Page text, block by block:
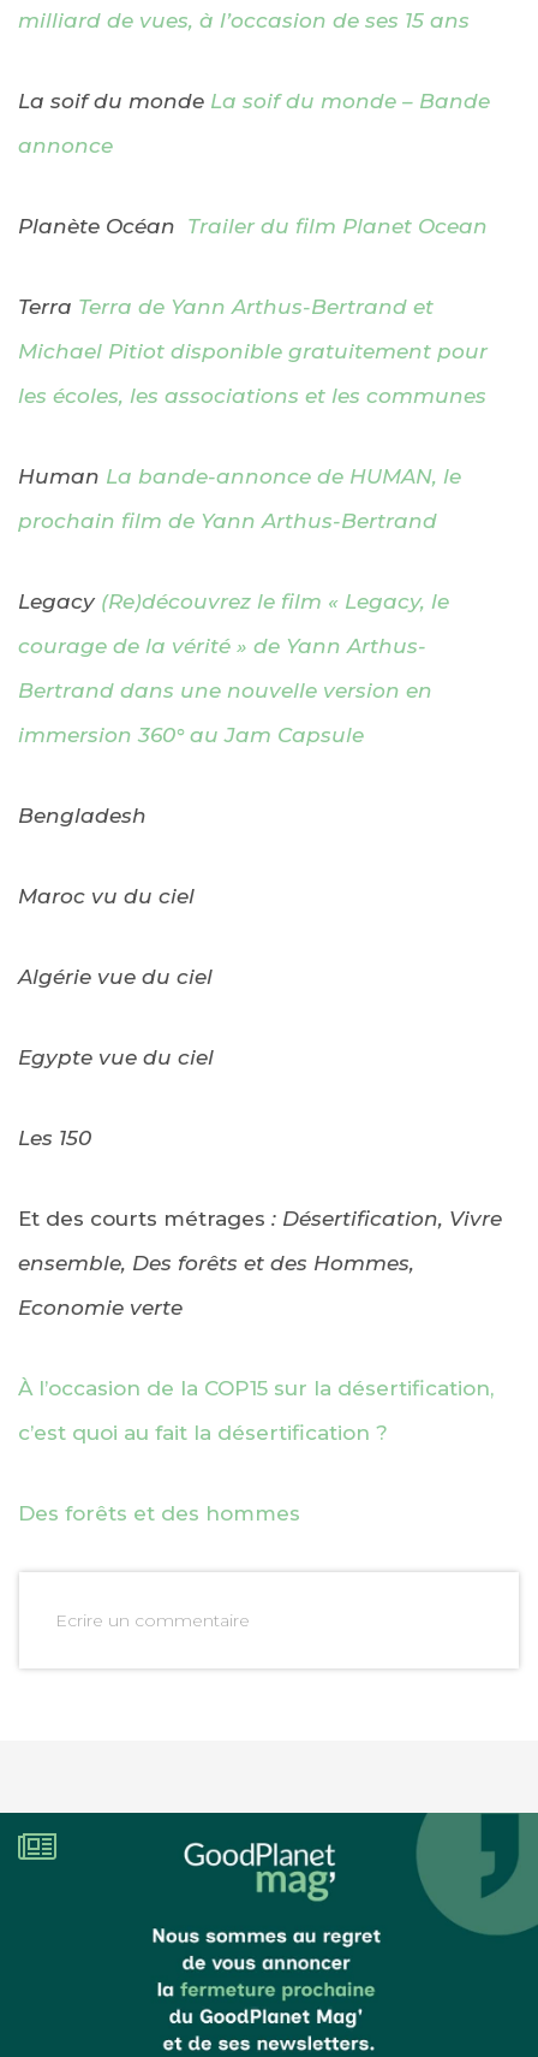
milliard de vues, à l’occasion de ses 15 ans
La soif du monde La soif du monde – Bande
annonce
Planète Océan Trailer du film Planet Ocean
Terra Terra de Yann Arthus-Bertrand et
Michael Pitiot disponible gratuitement pour
les écoles, les associations et les communes
Human La bande-annonce de HUMAN, le
prochain film de Yann Arthus-Bertrand
Legacy (Re)découvrez le film « Legacy, le
courage de la vérité » de Yann Arthus-
Bertrand dans une nouvelle version en
immersion 360° au Jam Capsule
Bengladesh
Maroc vu du ciel
Algérie vue du ciel
Egypte vue du ciel
Les 150
Et des courts métrages : Désertification, Vivre
ensemble, Des forêts et des Hommes,
Economie verte
À l’occasion de la COP15 sur la désertification,
c’est quoi au fait la désertification ?
Des forêts et des hommes
Ecrire un commentaire